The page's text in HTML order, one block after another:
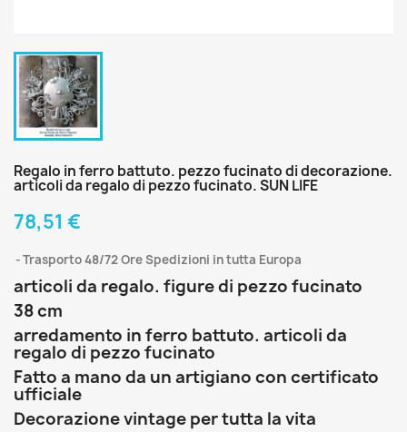
Regalo in ferro battuto. pezzo fucinato di decorazione.
articoli da regalo di pezzo fucinato. SUN LIFE
78,51 €
Trasporto 48/72 Ore Spedizioni in tutta Europa
articoli da regalo. figure di pezzo fucinato
38 cm
arredamento in ferro battuto. articoli da
regalo di pezzo fucinato
Fatto a mano da un artigiano con certificato
ufficiale
Decorazione vintage per tutta la vita